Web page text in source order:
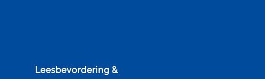
Leesbevordering &